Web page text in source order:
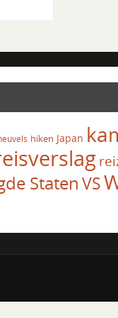
hiken Japan
StatenVS